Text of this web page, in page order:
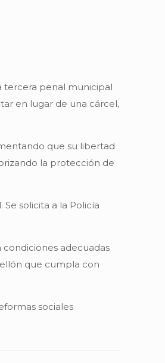
tercera penal municipal
en lugar de una cárcel,
que su libertad
la protección de
solicita a la Policía
adecuadas
que cumpla con
sociales